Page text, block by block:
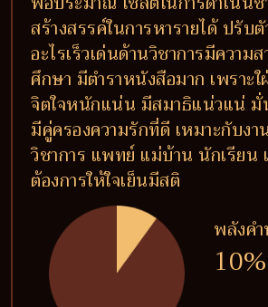
สร้างสรรค์ในการหารายได้ ปรับ
อะไรเร็วเด่นด้านวิชาการมีความ
ศึกษา มีตำราหนังสือมาก เพราะใ
จิตใจหนักแน่น มีสมาธิแน่วแน่ มั่
มีคู่ครองความรักที่ดี เหมาะกับงา
วิชาการ แพทย์ แม่บ้าน นักเรียน
ต้องการให้ใจเย็นมีสติ
พลังค
10%